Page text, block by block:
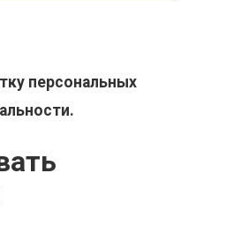
персональных